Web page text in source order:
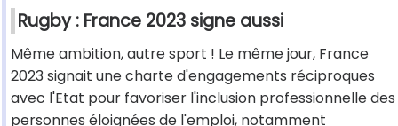
Rugby : France 2023 signe aussi
Même ambition, autre sport ! Le même jour, France
2023 signait une charte d'engagements réciproques
avec l'Etat pour favoriser l'inclusion professionnelle des
personnes éloignées de l'emploi, notamment